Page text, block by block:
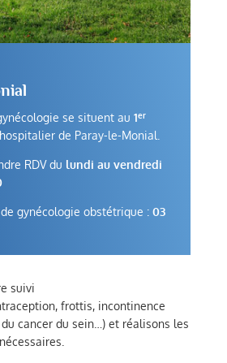
se situent au 1er
de Paray-le-Monial.
RDV du lundi au vendredi
gynécologie obstétrique : 03
suivi
frottis, incontinence
cancer du sein…) et réalisons les